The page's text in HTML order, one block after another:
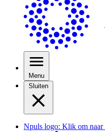
Menu
Sluiten
Npuls logo: Klik om naar